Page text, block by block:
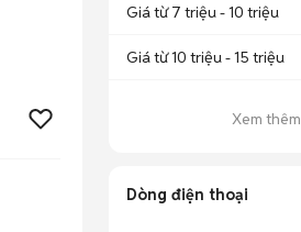
Giá từ 7 triệu - 10 triệu
Giá từ 10 triệu - 15 triệu
Xem thêm
Dòng điện thoại